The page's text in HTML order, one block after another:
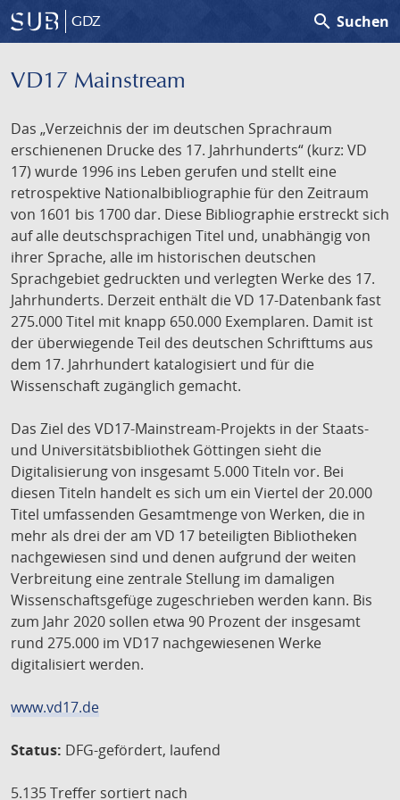
GDZ search Suchen
VD17 Mainstream
Das „Verzeichnis der im deutschen Sprachraum
erschienenen Drucke des 17. Jahrhunderts“ (kurz: VD
17) wurde 1996 ins Leben gerufen und stellt eine
retrospektive Nationalbibliographie für den Zeitraum
von 1601 bis 1700 dar. Diese Bibliographie erstreckt sich
auf alle deutschsprachigen Titel und, unabhängig von
ihrer Sprache, alle im historischen deutschen
Sprachgebiet gedruckten und verlegten Werke des 17.
Jahrhunderts. Derzeit enthält die VD 17-Datenbank fast
275.000 Titel mit knapp 650.000 Exemplaren. Damit ist
der überwiegende Teil des deutschen Schrifttums aus
dem 17. Jahrhundert katalogisiert und für die
Wissenschaft zugänglich gemacht.
Das Ziel des VD17-Mainstream-Projekts in der Staats-
und Universitätsbibliothek Göttingen sieht die
Digitalisierung von insgesamt 5.000 Titeln vor. Bei
diesen Titeln handelt es sich um ein Viertel der 20.000
Titel umfassenden Gesamtmenge von Werken, die in
mehr als drei der am VD 17 beteiligten Bibliotheken
nachgewiesen sind und denen aufgrund der weiten
Verbreitung eine zentrale Stellung im damaligen
Wissenschaftsgefüge zugeschrieben werden kann. Bis
zum Jahr 2020 sollen etwa 90 Prozent der insgesamt
rund 275.000 im VD17 nachgewiesenen Werke
digitalisiert werden.
www.vd17.de
Status: DFG-gefördert, laufend
5.135 Treffer sortiert nach